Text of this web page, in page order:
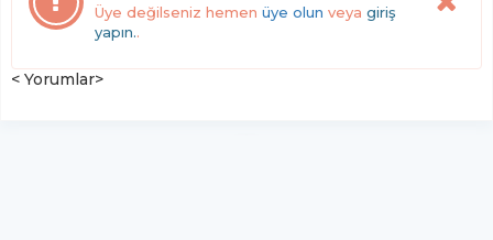
Üye değilseniz hemen üye olun veya giriş
yapın..
< Yorumlar>